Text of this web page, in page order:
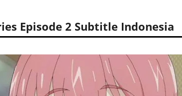
Episode 2 Subtitle Indonesia